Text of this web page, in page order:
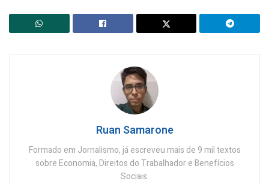
Ruan Samarone
Formado em Jornalismo, já escreveu mais de 9 mil textos
sobre Economia, Direitos do Trabalhador e Benefícios
Sociais.